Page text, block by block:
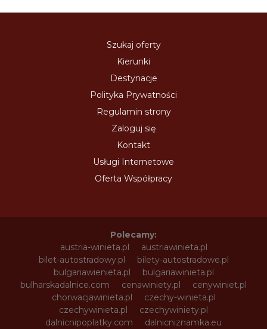
Szukaj oferty
Kierunki
Destynacje
Polityka Prywatności
Regulamin strony
Zaloguj się
Kontakt
Usługi Internetowe
Oferta Współpracy
Polecamy:
austria-winieta.pl
austriawinieta.pl
bilet-autostradowy.pl
bilety-autostradowe.pl
bulgariawienieta.pl
bulgariawinieta.pl
bulharskadalnice.com
cenawiniety.pl
cenywiniet.pl
chorwacjawinieta.pl
czechy-winieta.pl
czechywinieta.pl
czechywiniety.pl
dalnicnipoplatky.com
dalnicniznamka.eu